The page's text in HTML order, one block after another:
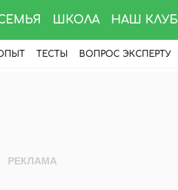
ШКОЛА НАШ КЛУБ
ТЕСТЫ ВОПРОС ЭКСПЕРТУ